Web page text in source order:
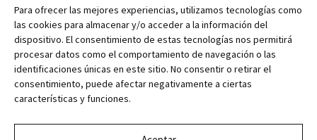
Para ofrecer las mejores experiencias, utilizamos tecnologías como
las cookies para almacenar y/o acceder a la información del
dispositivo. El consentimiento de estas tecnologías nos permitirá
procesar datos como el comportamiento de navegación o las
identificaciones únicas en este sitio. No consentir o retirar el
consentimiento, puede afectar negativamente a ciertas
características y funciones.
AVISO LEGAL
POLÍTICA DE PRIVACIDAD
POLÍTICA DE COOKIES